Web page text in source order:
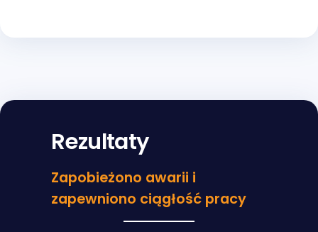
Rezultaty
Zapobieżono awarii i
zapewniono ciągłość pracy